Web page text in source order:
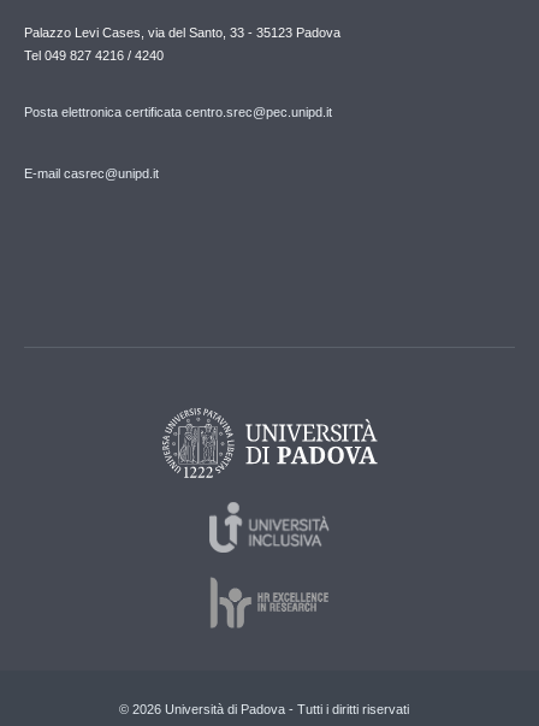
Palazzo Levi Cases, via del Santo, 33 - 35123 Padova
Tel 049 827 4216 / 4240
Posta elettronica certificata centro.srec@pec.unipd.it
E-mail casrec@unipd.it
© 2026 Università di Padova - Tutti i diritti riservati